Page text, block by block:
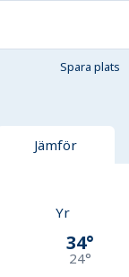
Spara plats
Jämför
Yr
34°
24°